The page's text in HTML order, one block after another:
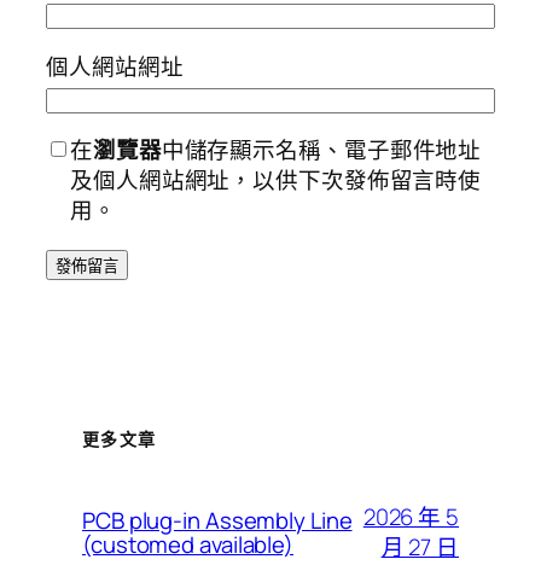
個人網站網址
在瀏覽器中儲存顯示名稱、電子郵件地址
及個人網站網址，以供下次發佈留言時使
用。
更多文章
PCB plug-in Assembly Line
(customed available)
2026 年 5
月 27 日